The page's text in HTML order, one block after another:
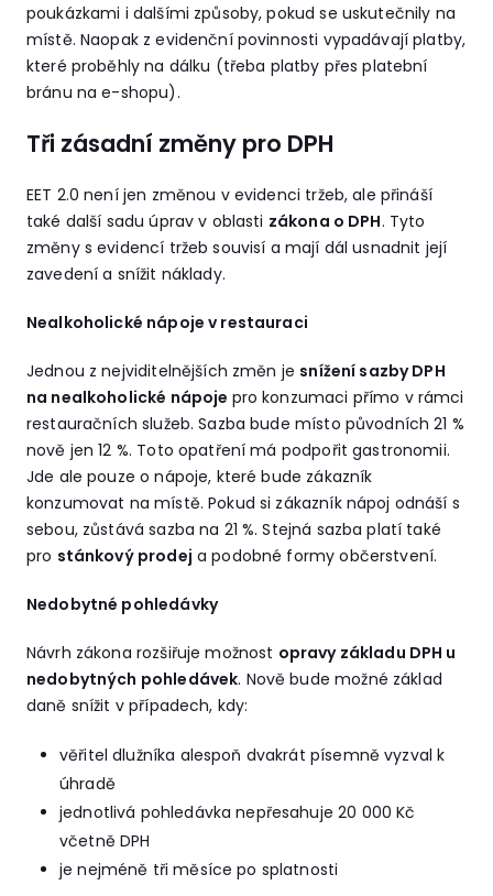
poukázkami i dalšími způsoby, pokud se uskutečnily na
místě. Naopak z evidenční povinnosti vypadávají platby,
které proběhly na dálku (třeba platby přes platební
bránu na e-shopu).
Tři zásadní změny pro DPH
EET 2.0 není jen změnou v evidenci tržeb, ale přináší
také další sadu úprav v oblasti zákona o DPH. Tyto
změny s evidencí tržeb souvisí a mají dál usnadnit její
zavedení a snížit náklady.
Nealkoholické nápoje v restauraci
Jednou z nejviditelnějších změn je snížení sazby DPH
na nealkoholické nápoje pro konzumaci přímo v rámci
restauračních služeb. Sazba bude místo původních 21 %
nově jen 12 %. Toto opatření má podpořit gastronomii.
Jde ale pouze o nápoje, které bude zákazník
konzumovat na místě. Pokud si zákazník nápoj odnáší s
sebou, zůstává sazba na 21 %. Stejná sazba platí také
pro stánkový prodej a podobné formy občerstvení.
Nedobytné pohledávky
Návrh zákona rozšiřuje možnost opravy základu DPH u
nedobytných pohledávek. Nově bude možné základ
daně snížit v případech, kdy:
věřitel dlužníka alespoň dvakrát písemně vyzval k
úhradě
jednotlivá pohledávka nepřesahuje 20 000 Kč
včetně DPH
je nejméně tři měsíce po splatnosti